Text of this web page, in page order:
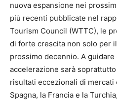
nuova espansione nei
più recenti pubblicate nel
Tourism Council (WTTC), le
di forte crescita non solo per
prossimo decennio. A
accelerazione sarà soprattutto
risultati eccezionali di mercati
Spagna, la Francia e la